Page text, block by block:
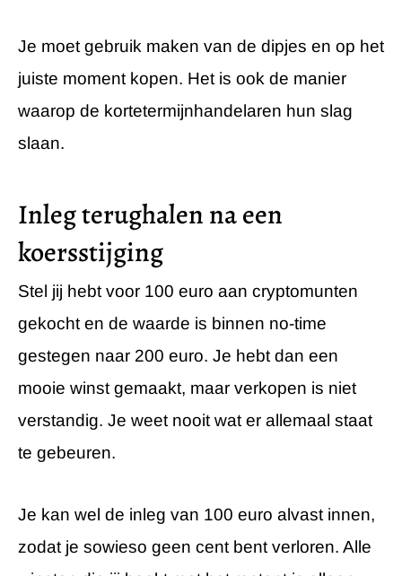
Je moet gebruik maken van de dipjes en op het
juiste moment kopen. Het is ook de manier
waarop de kortetermijnhandelaren hun slag
slaan.
Inleg terughalen na een
koersstijging
Stel jij hebt voor 100 euro aan cryptomunten
gekocht en de waarde is binnen no-time
gestegen naar 200 euro. Je hebt dan een
mooie winst gemaakt, maar verkopen is niet
verstandig. Je weet nooit wat er allemaal staat
te gebeuren.
Je kan wel de inleg van 100 euro alvast innen,
zodat je sowieso geen cent bent verloren. Alle